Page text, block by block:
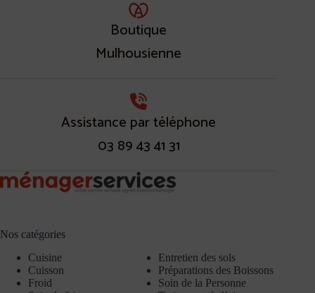
Boutique
Mulhousienne
Assistance par téléphone
03 89 43 41 31
Nos catégories
Cuisine
Cuisson
Froid
Entretien des sols
Préparations des Boissons
Soin de la Personne